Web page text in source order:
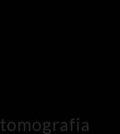
tomografia